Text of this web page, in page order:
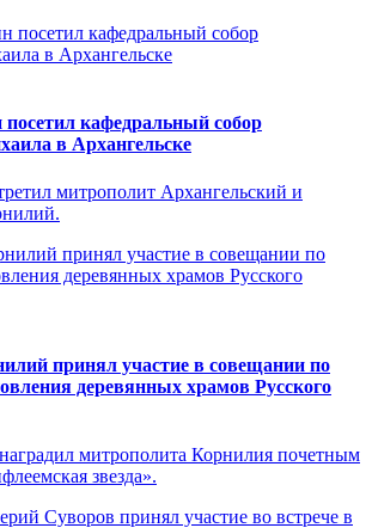
кафедральный собор
в Архангельске
митрополит Архангельский и
принял участие в совещании по
деревянных храмов Русского
митрополита Корнилия почетным
звезда».